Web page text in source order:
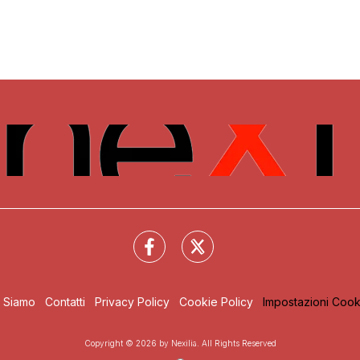
Siamo Contatti Privacy Policy Cookie Policy Impostazioni
Copyright © 2026 by Nexilia. All Rights Reserved